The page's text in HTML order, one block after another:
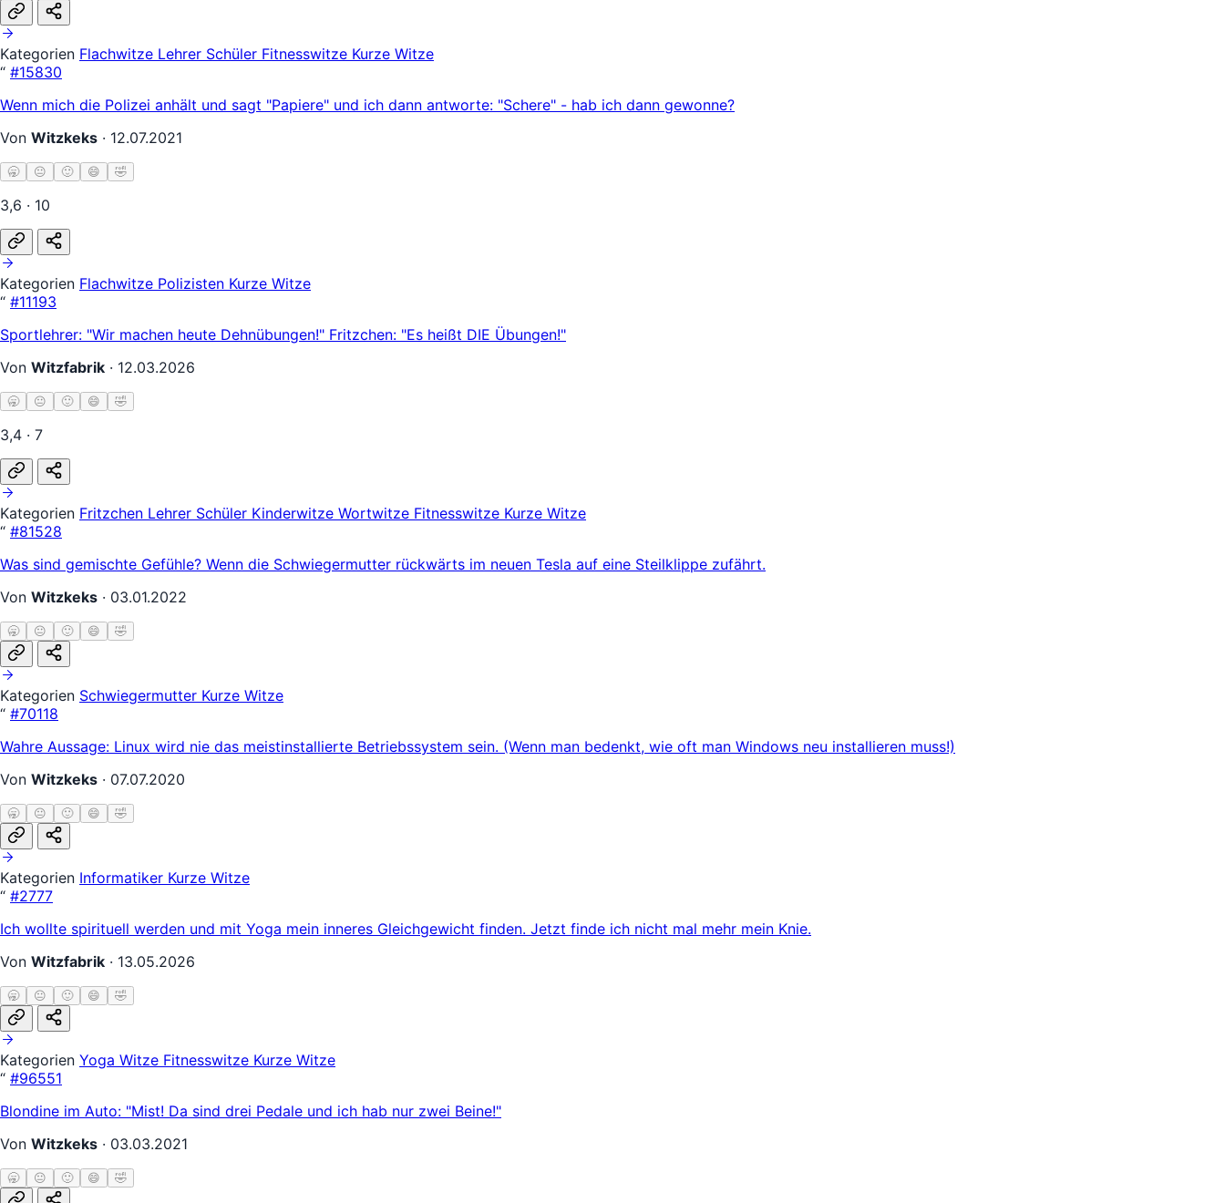
Kategorien Flachwitze Lehrer Schüler Fitnesswitze Kurze Witze
“ #15830
Wenn mich die Polizei anhält und sagt "Papiere" und ich dann antworte: "Schere" - hab ich dann gewonne?
Von Witzkeks · 12.07.2021
🥱 😐 🙂 😄 🤣
3,6 · 10
Kategorien Flachwitze Polizisten Kurze Witze
“ #11193
Sportlehrer: "Wir machen heute Dehnübungen!" Fritzchen: "Es heißt DIE Übungen!"
Von Witzfabrik · 12.03.2026
🥱 😐 🙂 😄 🤣
3,4 · 7
Kategorien Fritzchen Lehrer Schüler Kinderwitze Wortwitze Fitnesswitze Kurze Witze
“ #81528
Was sind gemischte Gefühle? Wenn die Schwiegermutter rückwärts im neuen Tesla auf eine Steilklippe zufährt.
Von Witzkeks · 03.01.2022
🥱 😐 🙂 😄 🤣
Kategorien Schwiegermutter Kurze Witze
“ #70118
Wahre Aussage: Linux wird nie das meistinstallierte Betriebssystem sein. (Wenn man bedenkt, wie oft man Windows neu installieren muss!)
Von Witzkeks · 07.07.2020
🥱 😐 🙂 😄 🤣
Kategorien Informatiker Kurze Witze
“ #2777
Ich wollte spirituell werden und mit Yoga mein inneres Gleichgewicht finden. Jetzt finde ich nicht mal mehr mein Knie.
Von Witzfabrik · 13.05.2026
🥱 😐 🙂 😄 🤣
Kategorien Yoga Witze Fitnesswitze Kurze Witze
“ #96551
Blondine im Auto: "Mist! Da sind drei Pedale und ich hab nur zwei Beine!"
Von Witzkeks · 03.03.2021
🥱 😐 🙂 😄 🤣